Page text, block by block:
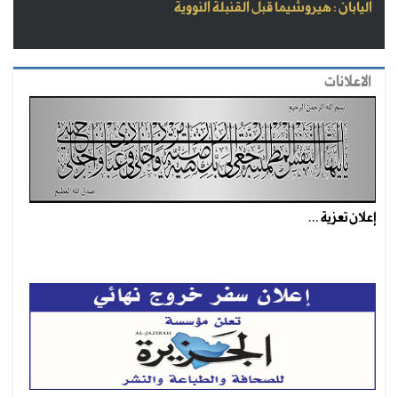
اليابان : هيروشيما قبل القنبلة النووية
الاعلانات
إعلان تعزية ...